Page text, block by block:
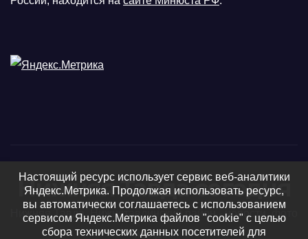
Нижняя Тавда сегодня
Нижняя Тавда, Нижнетавдинский район - новости, фото
и видео
Настоящий ресурс использует сервис веб-аналитики
Яндекс.Метрика. Продолжая использовать ресурс,
вы автоматически соглашаетесь с использованием
сервисом Яндекс.Метрика файлов "cookie" с целью
сбора технических данных посетителей для